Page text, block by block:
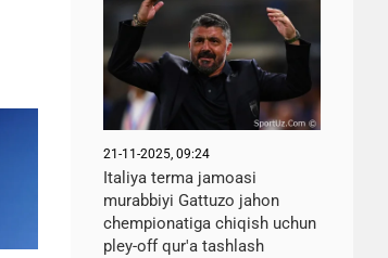
21-11-2025, 09:24
Italiya terma jamoasi
murabbiyi Gattuzo jahon
chempionatiga chiqish uchun
pley-off qur'a tashlash